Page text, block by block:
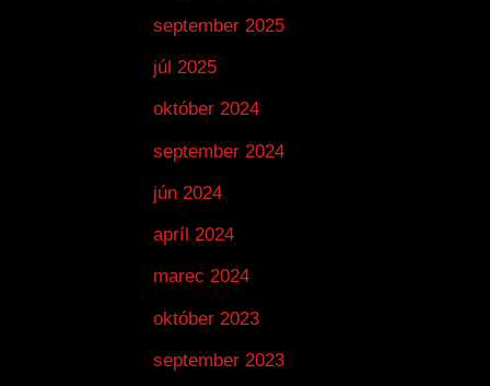
september 2025
júl 2025
október 2024
september 2024
jún 2024
apríl 2024
marec 2024
október 2023
september 2023